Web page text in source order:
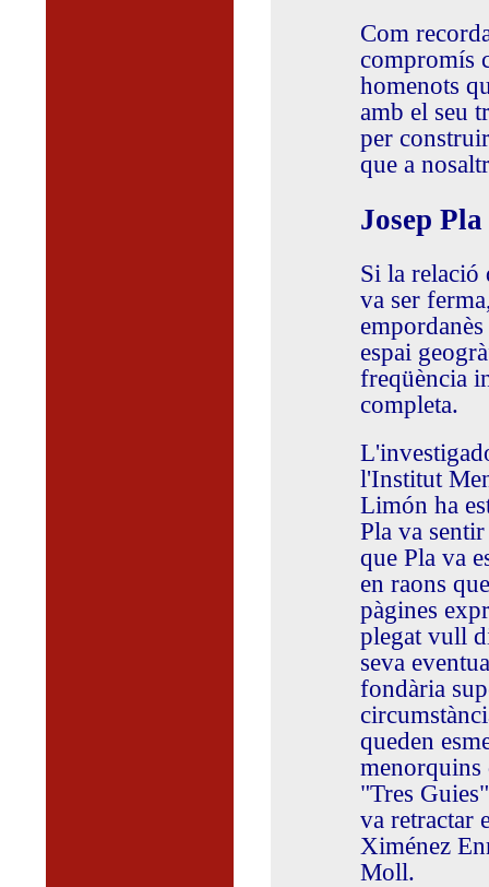
Com
compromís
homenots
amb el seu
per
que a
Josep
Si la relació
va ser
espai
freqüència
completa.
l'Institut
Limón ha
Pla va
que Pla va
en raons
pàgines
plegat vull
seva
fondària
queden
"Tres
va retractar
Ximénez
Moll.